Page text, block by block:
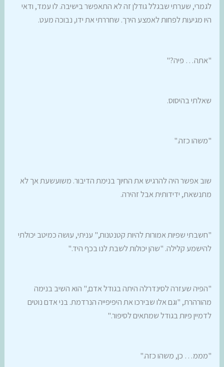
לגמרי, שערתי שבגלל גודלן זה לא התאפשר בישיבה. לו עמד, ודאי
היו מגיעות לפחות לאמצע הירך. שחררתי את ידו, נבוכה מעט.
"אתה… פיה?"
שאלתי בהיסוס.
"משהו כזה."
שוב אפשר היה להרגיש את החיוך בנימת הדיבור. משועשעת אך לא
מתנשאת, ידידותית אבל זהירה.
"חשבתי שפיות אמורות להיות קטנטנות," עניתי, עושה כמיטב יכולתי
להישמע קלילה. "שהן יכולות לשבת לנו בכף היד."
"הפיה שעזרה לסינדרלה היתה בגודל אדם," הוא השיב בנימה
מהורהרת, "וגם אלו שבירכו את היפיפייה הנרדמת. בני אדם נוטים
לדמיין פיות בגודל שמתאים לסיפור."
"מממ… כן, משהו כזה."